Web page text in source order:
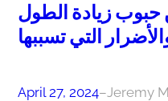
حبوب زيادة الطول
التي تسببها
April 27, 2024–Jeremy